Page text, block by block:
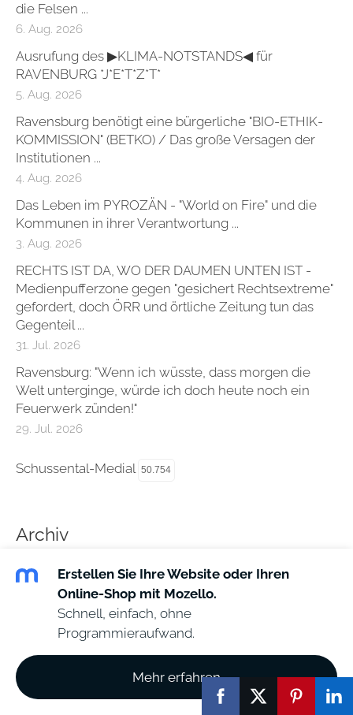
die Felsen ...
6. Aug. 2026
Ausrufung des ▶KLIMA-NOTSTANDS◀ für
RAVENBURG *J*E*T*Z*T*
5. Aug. 2026
Ravensburg benötigt eine bürgerliche "BIO-ETHIK-
KOMMISSION" (BETKO) / Das große Versagen der
Institutionen ...
4. Aug. 2026
Das Leben im PYROZÄN - "World on Fire" und die
Kommunen in ihrer Verantwortung ...
3. Aug. 2026
RECHTS IST DA, WO DER DAUMEN UNTEN IST -
Medienpufferzone gegen "gesichert Rechtsextreme"
gefordert, doch ÖRR und örtliche Zeitung tun das
Gegenteil ...
31. Jul. 2026
Ravensburg: "Wenn ich wüsste, dass morgen die
Welt unterginge, würde ich doch heute noch ein
Feuerwerk zünden!"
29. Jul. 2026
Schussental-Medial 50.754
Archiv
Start "BROT" für HEUTE
Impressum
⛅Schussenwetter
Schussental
Erstellen Sie Ihre Website oder Ihren
Online-Shop mit Mozello.
Schnell, einfach, ohne
Programmieraufwand.
Mehr erfahren